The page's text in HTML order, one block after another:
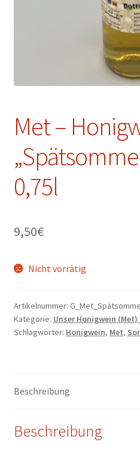
Met –
0,75l
9,50€
Nicht vorrätig
Artikelnummer:
Kategorie: Unser Honigwein
Schlagwörter: Honigwein, Met,
Beschreibung
Beschreibung